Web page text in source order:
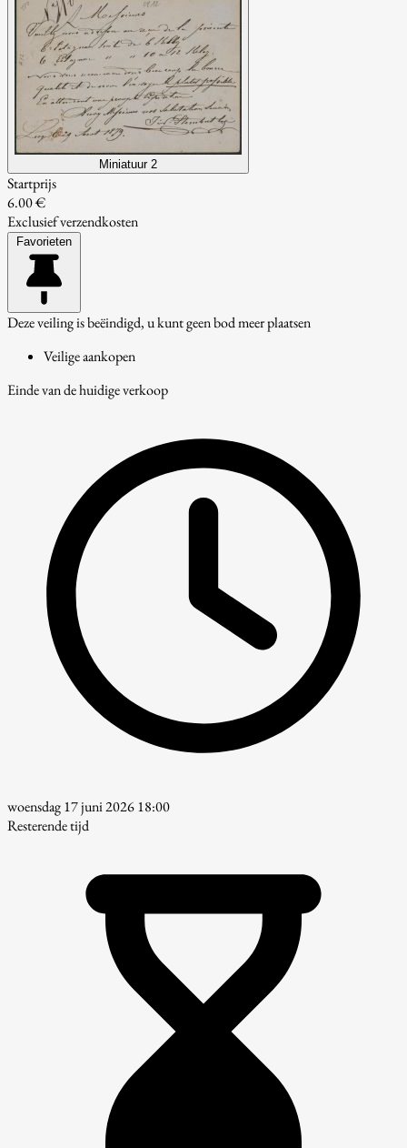
Miniatuur 2
Startprijs
6.00 €
Exclusief verzendkosten
Favorieten
Deze veiling is beëindigd, u kunt geen bod meer plaatsen
Veilige aankopen
Einde van de huidige verkoop
woensdag 17 juni 2026 18:00
Resterende tijd